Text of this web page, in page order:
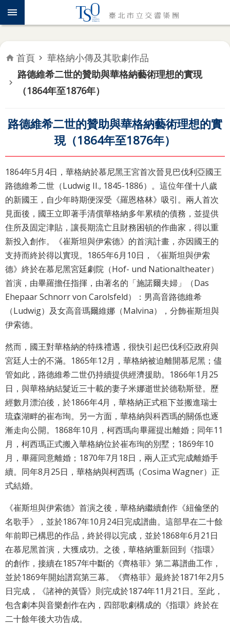
跳到主要內容區塊
認
識
年
度
專
題
音
推
廣
教
育
最
新
消
息
文
宣
品
出
版
品
行
政
資
訊
網
站
覽
English
陳
情
系
統
台北通
首頁
華格納小傳及其歌劇作品
路德維希二世的贊助與華格納藝術理想的實現
（1864年至1876年）
路德維希二世的贊助與華格納藝術理想的實
現（1864年至1876年）
1864年5月4日，華格納於慕尼黑王宮首次晉見巴伐利亞國王
路德維希二世（Ludwig II., 1845-1886）。這位年僅十八歲
的新國王，自少年時期便深受《羅恩格林》吸引。兩人首次
見面後，國王立即著手清償華格納多年累積的債務，並提供
住所及固定津貼，讓長期流亡且財務困頓的作曲家，得以重
新投入創作。《崔斯坦與伊索德》的首演計畫，亦因國王的
支持而終於得以實現。1865年6月10日，《崔斯坦與伊索
德》終於在慕尼黑宮廷劇院（Hof- und Nationaltheater）
首演，由畢羅擔任指揮，由著名的「施諾爾夫婦」（Das
Ehepaar Schnorr von Carolsfeld）：男高音路德維希
（Ludwig）及女高音瑪爾維娜（Malvina），分飾崔斯坦與
伊索德。
然而，國王對華格納的特殊禮遇，很快引起巴伐利亞政府與
宮廷人士的不滿。1865年12月，華格納被迫離開慕尼黑；儘
管如此，路德維希二世仍持續提供經濟援助。1866年1月25
日，與華格納結髮近三十載的妻子米娜逝世於德勒斯登。歷
經數月漂泊後，於1866年4月，華格納正式租下並搬進瑞士
琉森湖畔的崔布珣。另一方面，華格納與科西瑪的關係也逐
漸走向公開。1868年10月，柯西瑪向畢羅提出離婚；同年11
月，柯西瑪正式搬入華格納位於崔布珣的別墅；1869年10
月，畢羅同意離婚；1870年7月18日，兩人正式完成離婚手
續。同年8月25日，華格納與柯西瑪（Cosima Wagner）正
式結婚。
《崔斯坦與伊索德》首演之後，華格納繼續創作《紐倫堡的
名歌手》，並於1867年10月24日完成譜曲。這部早在二十餘
年前即已構思的作品，終於得以完成，並於1868年6月21日
在慕尼黑首演，大獲成功。之後，華格納重新回到《指環》
的創作，接續在1857年中斷的《齊格菲》第二幕譜曲工作，
並於1869年開始譜寫第三幕。《齊格菲》最終於1871年2月5
日完成，《諸神的黃昏》則完成於1874年11月21日。至此，
包含劇本與音樂創作在內，四部歌劇構成的《指環》終於在
二十餘年後大功告成。